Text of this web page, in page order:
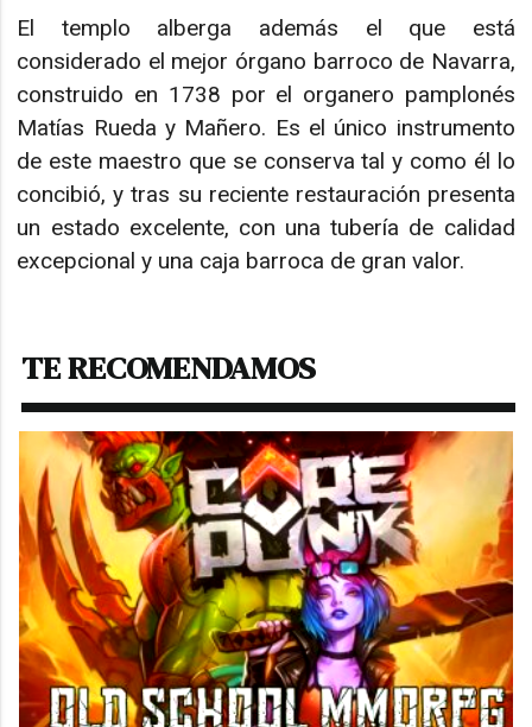
El templo alberga además el que está
considerado el mejor órgano barroco de Navarra,
construido en 1738 por el organero pamplonés
Matías Rueda y Mañero. Es el único instrumento
de este maestro que se conserva tal y como él lo
concibió, y tras su reciente restauración presenta
un estado excelente, con una tubería de calidad
excepcional y una caja barroca de gran valor.
TE RECOMENDAMOS